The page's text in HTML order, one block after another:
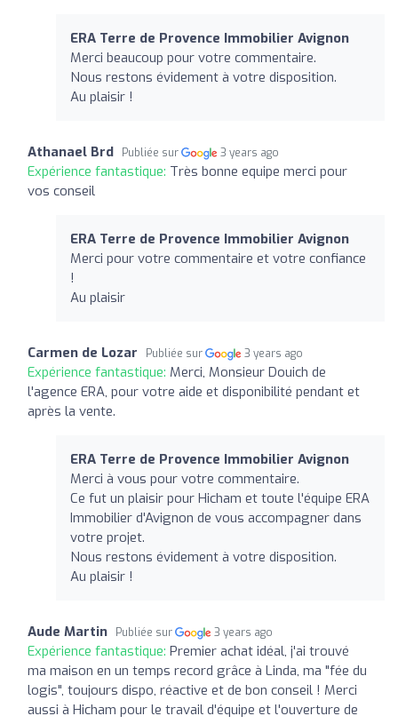
ERA Terre de Provence Immobilier Avignon
Merci beaucoup pour votre commentaire.
Nous restons évidement à votre disposition.
Au plaisir !
Athanael Brd Publiée sur 3 years ago
Expérience fantastique: Très bonne equipe merci pour
vos conseil
ERA Terre de Provence Immobilier Avignon
Merci pour votre commentaire et votre confiance
!
Au plaisir
Carmen de Lozar Publiée sur 3 years ago
Expérience fantastique: Merci, Monsieur Douich de
l'agence ERA, pour votre aide et disponibilité pendant et
après la vente.
ERA Terre de Provence Immobilier Avignon
Merci à vous pour votre commentaire.
Ce fut un plaisir pour Hicham et toute l'équipe ERA
Immobilier d'Avignon de vous accompagner dans
votre projet.
Nous restons évidement à votre disposition.
Au plaisir !
Aude Martin Publiée sur 3 years ago
Expérience fantastique: Premier achat idéal, j'ai trouvé
ma maison en un temps record grâce à Linda, ma "fée du
logis", toujours dispo, réactive et de bon conseil ! Merci
aussi à Hicham pour le travail d'équipe et l'ouverture de